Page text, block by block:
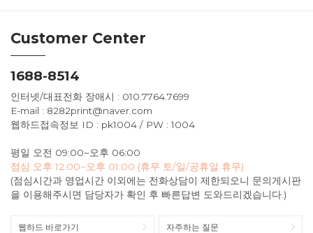
Customer Center
1688-8514
인터넷/대표전화 장애시 : 010.7764.7699
E-mail : 8282print@naver.com
웹하드접속정보 ID : pk1004 / PW : 1004
평일 오전 09:00~오후 06:00
점심 오후 12:00~오후 01:00 (휴무 토/일/공휴일 휴무)
(점심시간과 영업시간 이외에는 전화상담이 제한되오니 문의게시판
을 이용해주시면 담당자가 확인 후 빠른답변 도와드리겠습니다.)
웹하드 바로가기 자주하는 질문